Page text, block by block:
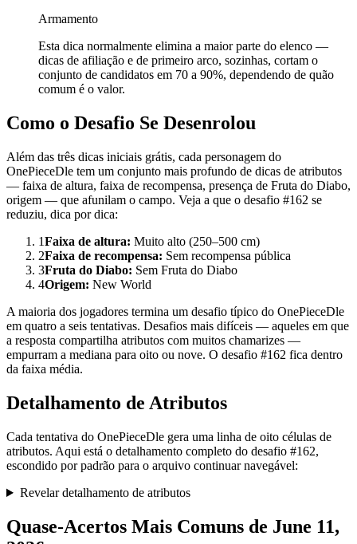
Armamento
Esta dica normalmente elimina a maior parte do elenco —
dicas de afiliação e de primeiro arco, sozinhas, cortam o
conjunto de candidatos em 70 a 90%, dependendo de quão
comum é o valor.
Como o Desafio Se Desenrolou
Além das três dicas iniciais grátis, cada personagem do
OnePieceDle tem um conjunto mais profundo de dicas de atributos
— faixa de altura, faixa de recompensa, presença de Fruta do Diabo,
origem — que afunilam o campo. Veja a que o desafio #162 se
reduziu, dica por dica:
1Faixa de altura: Muito alto (250–500 cm)
2Faixa de recompensa: Sem recompensa pública
3Fruta do Diabo: Sem Fruta do Diabo
4Origem: New World
A maioria dos jogadores termina um desafio típico do OnePieceDle
em quatro a seis tentativas. Desafios mais difíceis — aqueles em que
a resposta compartilha atributos com muitos chamarizes —
empurram a mediana para oito ou nove. O desafio #162 fica dentro
da faixa média.
Detalhamento de Atributos
Cada tentativa do OnePieceDle gera uma linha de oito células de
atributos. Aqui está o detalhamento completo do desafio #162,
escondido por padrão para o arquivo continuar navegável:
Revelar detalhamento de atributos
Quase-Acertos Mais Comuns de June 11,